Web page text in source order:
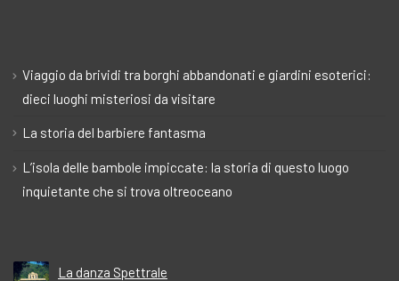
Viaggio da brividi tra borghi abbandonati e giardini esoterici:
dieci luoghi misteriosi da visitare
La storia del barbiere fantasma
L’isola delle bambole impiccate: la storia di questo luogo
inquietante che si trova oltreoceano
La danza Spettrale